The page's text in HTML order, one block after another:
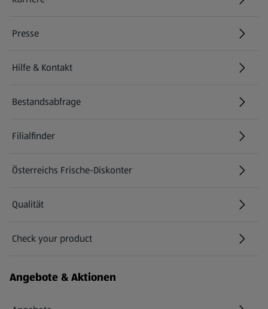
(öffnet in einem neuen Tab)
Presse
Hilfe & Kontakt
(öffnet in einem neuen Tab)
Bestandsabfrage
(öffnet in einem neuen Tab)
Filialfinder
Österreichs Frische-Diskonter
Qualität
Check your product
(öffnet in einem neuen Tab)
Angebote & Aktionen